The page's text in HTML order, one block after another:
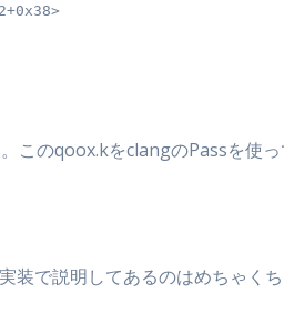
のqoox.kをclangのPassを使っ
で説明してあるのはめちゃく